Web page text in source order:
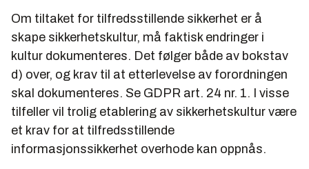
Om tiltaket for tilfredsstillende sikkerhet er å
skape sikkerhetskultur, må faktisk endringer i
kultur dokumenteres. Det følger både av bokstav
d) over, og krav til at etterlevelse av forordningen
skal dokumenteres. Se GDPR art. 24 nr. 1. I visse
tilfeller vil trolig etablering av sikkerhetskultur være
et krav for at tilfredsstillende
informasjonssikkerhet overhode kan oppnås.